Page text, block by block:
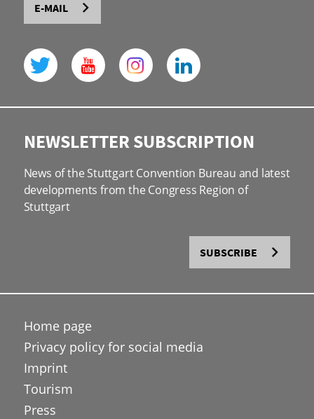
E-MAIL
NEWSLETTER SUBSCRIPTION
News of the Stuttgart Convention Bureau and latest
developments from the Congress Region of
Stuttgart
SUBSCRIBE
Home page
Privacy policy for social media
Imprint
Tourism
Press